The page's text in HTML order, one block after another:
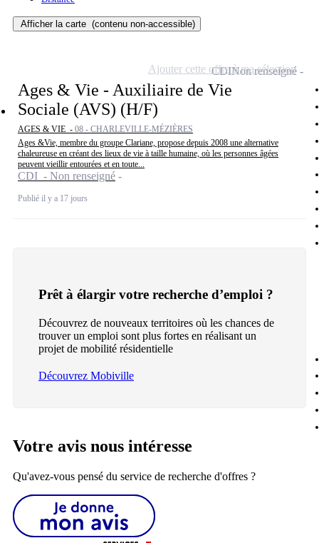
Afficher la carte (contenu non-accessible)
Ages & Vie - Auxiliaire de Vie
Sociale (AVS) (H/F)
AGES & VIE - 08 - CHARLEVILLE-MÉZIÈRES
Ages &Vie, membre du groupe Clariane, propose depuis 2008 une alternative
chaleureuse en créant des lieux de vie à taille humaine, où les personnes âgées
peuvent vieillir entourées et en toute...
CDI - Non renseigné
Publié il y a 17 jours
CDINon renseigné
Ajouter cette offre à ma sélection
Prêt à élargir votre recherche d’emploi ?
Découvrez de nouveaux territoires où les chances de
trouver un emploi sont plus fortes en réalisant un
projet de mobilité résidentielle
Découvrez Mobiville
Votre avis nous intéresse
Qu'avez-vous pensé du service de recherche d'offres ?